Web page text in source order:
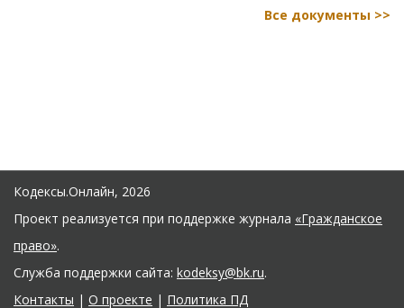
Все документы >>
Кодексы.Онлайн, 2026
Проект реализуется при поддержке журнала «Гражданское
право».
Служба поддержки сайта: kodeksy@bk.ru.
Контакты | О проекте | Политика ПД